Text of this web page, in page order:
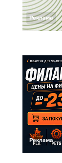
Реклама
Реклама